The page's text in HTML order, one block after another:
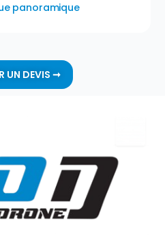
panoramique
UN DEVIS ➞